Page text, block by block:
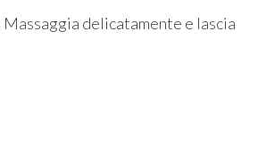
delicatamente e lascia